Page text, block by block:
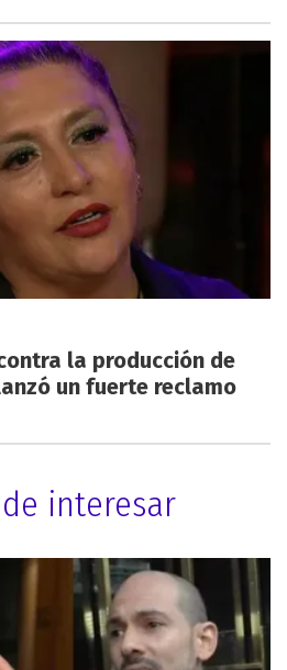
la producción de
un fuerte reclamo
interesar